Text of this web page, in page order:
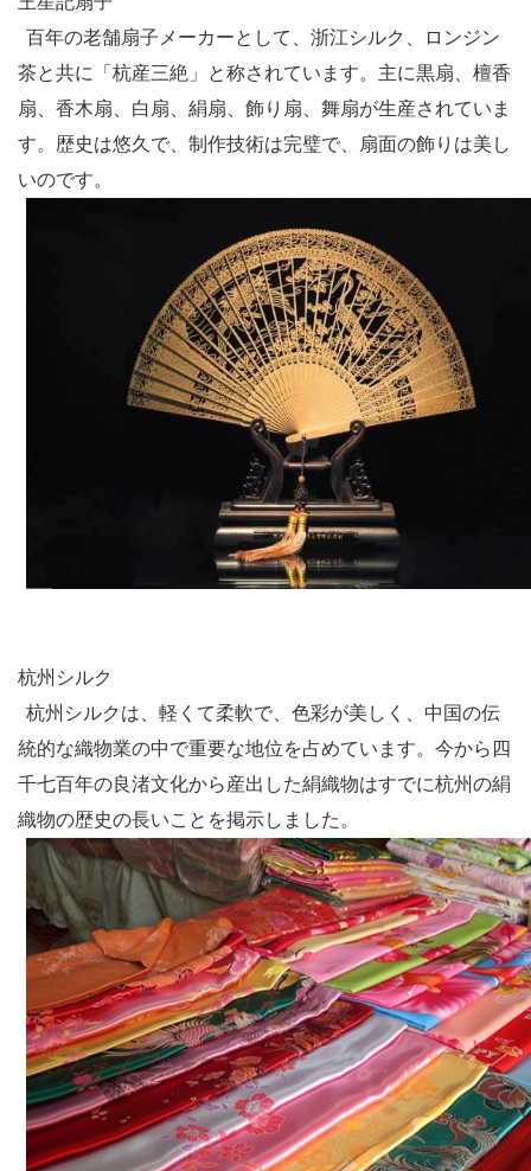
百年の老舗扇子メーカーとして、浙江シルク、ロンジン
茶と共に「杭産三絶」と称されています。主に黒扇、檀香
扇、香木扇、白扇、絹扇、飾り扇、舞扇が生産されていま
す。歴史は悠久で、制作技術は完璧で、扇面の飾りは美し
いのです。
杭州シルク
杭州シルクは、軽くて柔軟で、色彩が美しく、中国の伝
統的な織物業の中で重要な地位を占めています。今から四
千七百年の良渚文化から産出した絹織物はすでに杭州の絹
織物の歴史の長いことを掲示しました。